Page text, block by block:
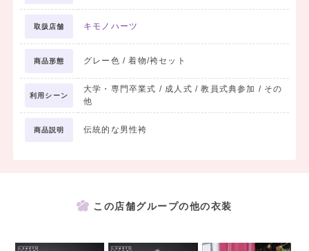
取扱店舗 キモノハーツ
商品形態 グレー色 / 着物/袴セット
利用シーン
大学・専門卒業式 / 成人式 / 教員式典参加 / その
他
商品説明 伝統的な男性袴
この店舗グループの他の衣装